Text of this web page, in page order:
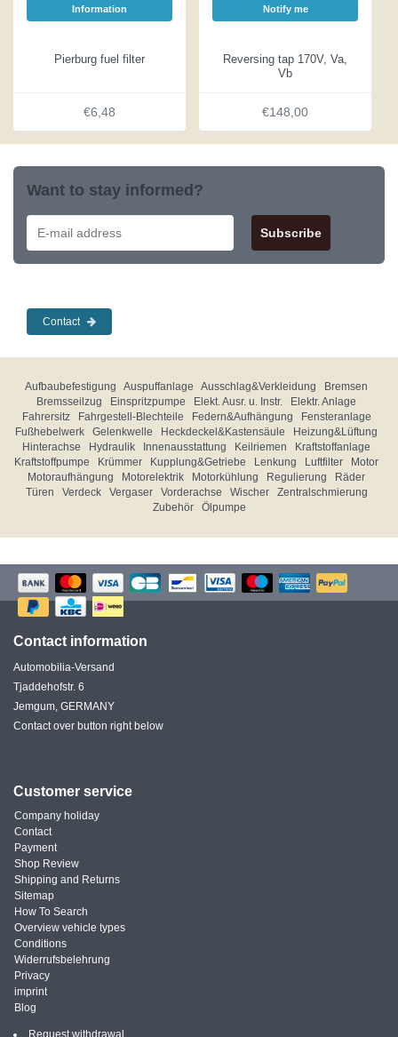
Information
Pierburg fuel filter
€6,48
Notify me
Reversing tap 170V, Va,
Vb
€148,00
Want to stay informed?
Subscribe
Contact
Aufbaubefestigung Auspuffanlage Ausschlag&Verkleidung
Bremsen
Bremsseilzug
Einspritzpumpe Elekt. Ausr. u. Instr.
Elektr. Anlage
Fahrersitz
Fahrgestell-Blechteile Federn&Aufhängung
Fensteranlage
Fußhebelwerk
Gelenkwelle Heckdeckel&Kastensäule
Heizung&Lüftung
Hinterachse
Hydraulik Innenausstattung Keilriemen
Kraftstoffanlage
Kraftstoffpumpe
Krümmer Kupplung&Getriebe Lenkung Luftfilter
Motor
Motoraufhängung
Motorelektrik Motorkühlung Regulierung
Räder
Türen
Verdeck Vergaser Vorderachse Wischer
Zentralschmierung
Zubehör
Ölpumpe
Contact information
Automobilia-Versand
Tjaddehofstr. 6
Jemgum, GERMANY
Contact over button right below
Customer service
Company holiday
Contact
Payment
Shop Review
Shipping and Returns
Sitemap
How To Search
Overview vehicle types
Conditions
Widerrufsbelehrung
Privacy
imprint
Blog
Request withdrawal